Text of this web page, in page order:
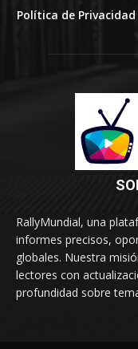
Política de Privacidad
RallyMundial, una
informes precisos,
globales. Nuestra
lectores con
profundidad sobre